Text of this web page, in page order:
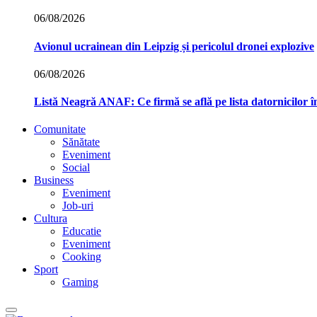
06/08/2026
Avionul ucrainean din Leipzig și pericolul dronei explozive
06/08/2026
Listă Neagră ANAF: Ce firmă se află pe lista datornicilor
Comunitate
Sănătate
Eveniment
Social
Business
Eveniment
Job-uri
Cultura
Educatie
Eveniment
Cooking
Sport
Gaming